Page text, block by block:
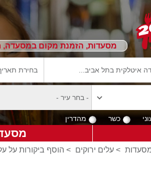
מסעדות, הזמנת מקום במסעדה,
כשר מהדרין
> עלים ירוקים > הוסף ביקורות על